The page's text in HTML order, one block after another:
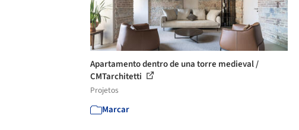
Apartamento dentro de una torre medieval /
CMTarchitetti
Projetos
Marcar